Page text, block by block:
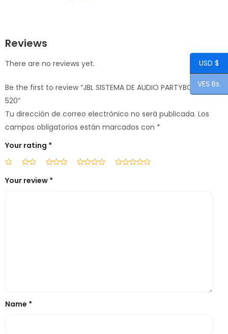
Reviews
There are no reviews yet.
Be the first to review “JBL SISTEMA DE AUDIO PARTYBOX
520”
Tu dirección de correo electrónico no será publicada. Los
campos obligatorios están marcados con *
Your rating *
Your review *
Name *
USD $
VES Bs.